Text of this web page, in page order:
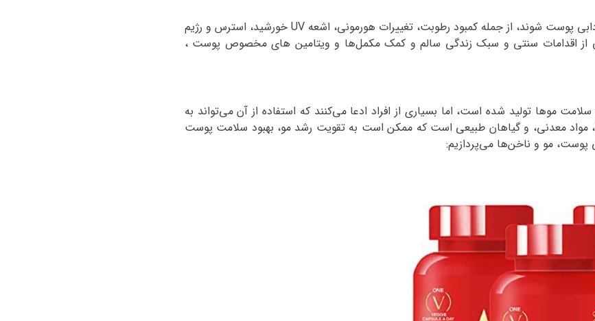
شوند، از جمله کمبود رطوبت، تغییرات هورمونی، اشعه UV خورشید، استرس و رژیم
از اقدامات سنتی و سبک زندگی سالم و کمک مکمل‌ها و ویتامین های مخصوص پوست ،
موها تولید شده است، اما بسیاری از افراد ادعا می‌کنند که استفاده از آن می‌تواند به
معدنی، و گیاهان طبیعی است که ممکن است به تقویت رشد مو، بهبود سلامت پوست
پوست، مو و ناخن‌ها می‌پردازیم: